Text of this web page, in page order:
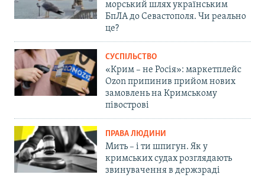
морський шлях українським
БпЛА до Севастополя. Чи реально
це?
СУСПІЛЬСТВО
«Крим – не Росія»: маркетплейс
Ozon припинив прийом нових
замовлень на Кримському
півострові
ПРАВА ЛЮДИНИ
Мить – і ти шпигун. Як у
кримських судах розглядають
звинувачення в держзраді